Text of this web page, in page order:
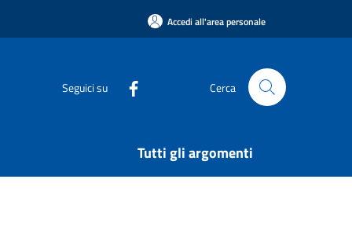
Accedi all'area personale
Seguici su Cerca
Tutti gli argomenti